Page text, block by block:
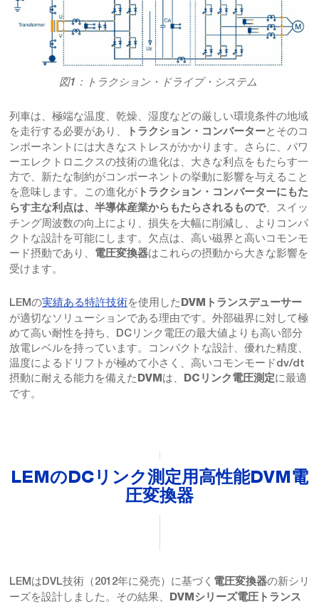
図1：トラクション・ドライブ・システム
列車は、極端な温度、乾燥、湿度などの厳しい環境条件の地域
を走行する必要があり、
トラクション・コンバーターとそのコ
ンポーネントには大きなストレスがかかります。さらに、パワ
ーエレクトロニクスの技術の進化は、大きな利点をもたらす一
方で、新たな制約がコンポーネントの挙動に影響を与えること
を意味します。この進化が トラクション・コンバーターにもた
らす主な利点は、半導体産業からもたらされるもので、スイッ
チング周波数の向上により、損失を大幅に削減し、よりコンパ
クトな設計を可能にします。欠点は、高い磁界と高いコモンモ
ード摂動であり、
電圧変換器はこれらの摂動から大きな影響を
受けます。
LEMの実績ある特許技術を使用した DVMトランスデューサー
が適切なソリューションである理由です。外部磁界に対して極
めて高い耐性を持ち、DCリンク電圧の最大値よりも高い部分
放電レベルを持っています。コンパクトな設計、優れた精度、
温度によるドリフトが極めて小さく、高いコモンモードdv/dt
摂動に耐える能力を備えた DVM は、 DCリンク電圧測定に最適
です。
LEMのDCリンク測定用高性能DVM電
圧変換器
LEMはDVL技術（2012年に発売）に基づく 電圧変換器の新シリ
ーズを設計しました。その結果、
DVMシリーズ電圧トランス